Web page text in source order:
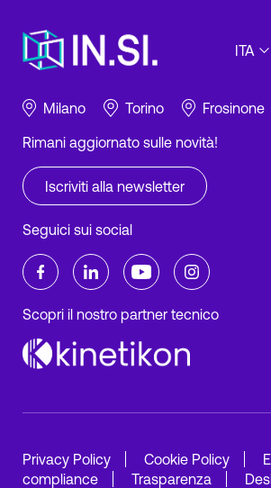
IN.SI. s.r.l.
P.IVA 01688940608
Milano Torino Frosinone
Rimani aggiornato sulle novità!
Iscriviti alla newsletter
Seguici sui social
Scopri il nostro partner tecnico
Privacy Policy Cookie Policy
compliance
Trasparenza
ITA